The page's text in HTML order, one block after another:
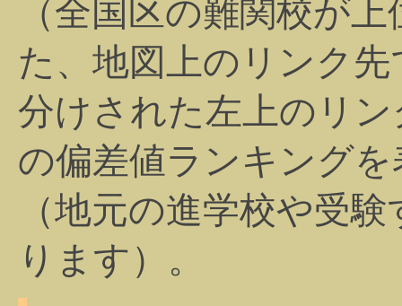
（全国区の難関校が
た、地図上のリンク
分けされた左上のリ
の偏差値ランキング
（地元の進学校や受
ります）。